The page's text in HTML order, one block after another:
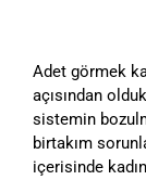
Adet görmek
açısından
sistemin
birtakım
içerisinde